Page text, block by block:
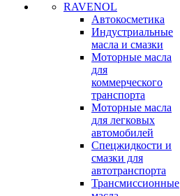
RAVENOL
Автокосметика
Индустриальные
масла и смазки
Моторные масла
для
коммерческого
транспорта
Моторные масла
для легковых
автомобилей
Спецжидкости и
смазки для
автотранспорта
Трансмиссионные